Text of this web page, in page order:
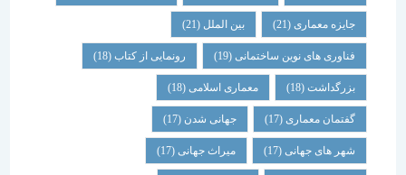
جایزه معماری (21) بین الملل(21)
فناوری های نوین ساختمانی(19) رونمایی از کتاب (18)
بزرگداشت (18) معماری اسلامی(18)
گفتمان معماری (17) جهانی شدن(17)
شهر های جهانی(17) میراث جهانی(17)